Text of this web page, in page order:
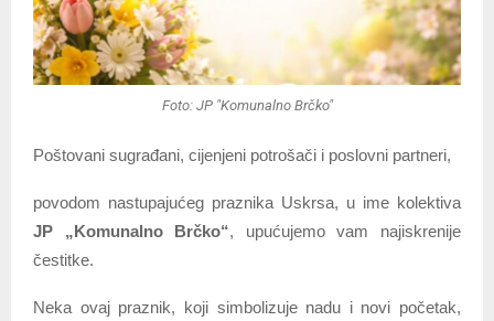
Foto: JP "Komunalno Brčko"
Poštovani sugrađani, cijenjeni potrošači i poslovni partneri,
povodom nastupajućeg praznika Uskrsa, u ime kolektiva
JP „Komunalno Brčko“, upućujemo vam najiskrenije
čestitke.
Neka ovaj praznik, koji simbolizuje nadu i novi početak,